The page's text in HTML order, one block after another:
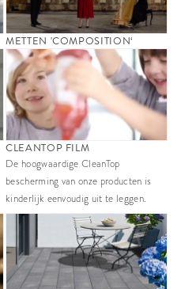
METTEN 'COMPOSITION‘
CLEANTOP FILM
De hoogwaardige CleanTop
bescherming van onze producten is
kinderlijk eenvoudig uit te leggen.